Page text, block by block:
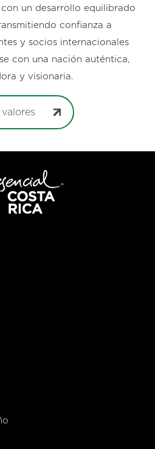
un desarrollo equilibrado
confianza a
y socios internacionales
con una nación auténtica,
y visionaria.
valores